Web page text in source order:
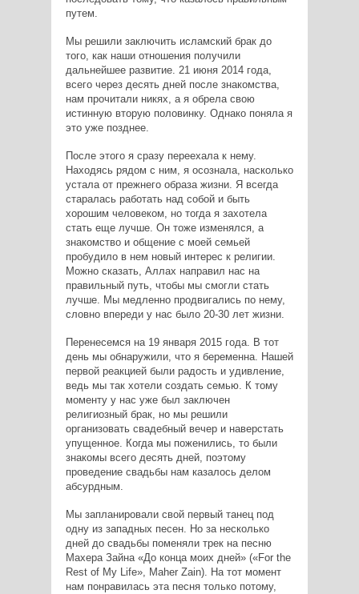
путем.
Мы решили заключить исламский брак до
того, как наши отношения получили
дальнейшее развитие. 21 июня 2014 года,
всего через десять дней после знакомства,
нам прочитали никях, а я обрела свою
истинную вторую половинку. Однако поняла я
это уже позднее.
После этого я сразу переехала к нему.
Находясь рядом с ним, я осознала, насколько
устала от прежнего образа жизни. Я всегда
старалась работать над собой и быть
хорошим человеком, но тогда я захотела
стать еще лучше. Он тоже изменялся, а
знакомство и общение с моей семьей
пробудило в нем новый интерес к религии.
Можно сказать, Аллах направил нас на
правильный путь, чтобы мы смогли стать
лучше. Мы медленно продвигались по нему,
словно впереди у нас было 20-30 лет жизни.
Перенесемся на 19 января 2015 года. В тот
день мы обнаружили, что я беременна. Нашей
первой реакцией были радость и удивление,
ведь мы так хотели создать семью. К тому
моменту у нас уже был заключен
религиозный брак, но мы решили
организовать свадебный вечер и наверстать
упущенное. Когда мы поженились, то были
знакомы всего десять дней, поэтому
проведение свадьбы нам казалось делом
абсурдным.
Мы запланировали свой первый танец под
одну из западных песен. Но за несколько
дней до свадьбы поменяли трек на песню
Махера Зайна «До конца моих дней» («For the
Rest of My Life», Maher Zain). На тот момент
нам понравилась эта песня только потому,